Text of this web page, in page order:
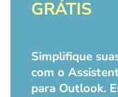
GRÁTIS
Simplifique
com o
para Outlook.